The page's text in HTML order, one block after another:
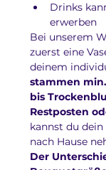
Drinks
erwerben
Bei unserem
zuerst eine
deinem
stammen
bis
Restposten
kannst du
nach Hause
Der